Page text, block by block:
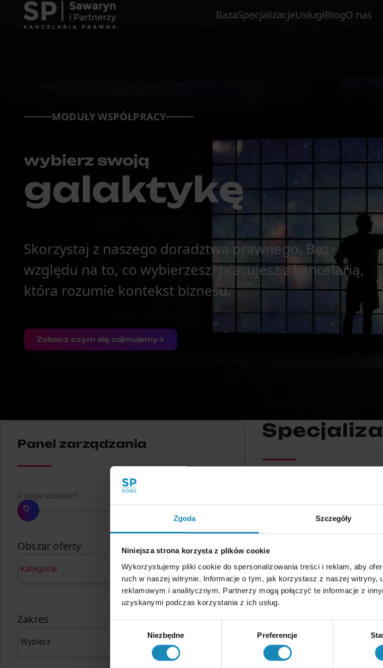
Zgoda Szczegóły
Niniejsza strona korzysta z plików cookie
Wykorzystujemy pliki cookie do spersonalizowania treści i reklam, aby
ruch w naszej witrynie. Informacje o tym, jak korzystasz z naszej witryny,
reklamowym i analitycznym. Partnerzy mogą połączyć te informacje z
uzyskanymi podczas korzystania z ich usług.
Niezbędne Preferencje
BazaSpecjalizacjeUsługiBlogO nas
MODUŁY WSPÓŁPRACY
wybierz swoją
galaktykę
Skorzystaj z naszego doradztwa prawnego. Bez
względu na to, co wybierzesz, pracujesz z kancelarią,
która rozumie kontekst biznesu.
Zobacz czym się zajmujemy
Panel zarządzania
Obszar oferty
Zakres
Projektujemy
prowadzimy
Zobacz specjalizację
RODO